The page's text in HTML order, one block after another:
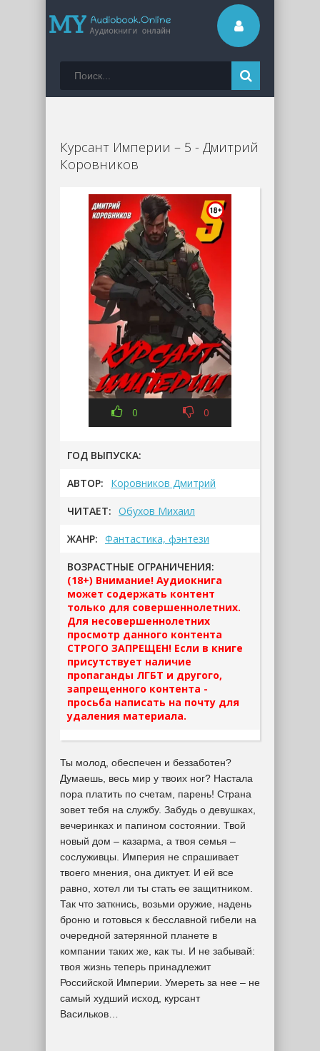
Курсант Империи – 5 - Дмитрий
Коровников
0 0
ГОД ВЫПУСКА:
АВТОР: Коровников Дмитрий
ЧИТАЕТ: Обухов Михаил
ЖАНР: Фантастика, фэнтези
ВОЗРАСТНЫЕ ОГРАНИЧЕНИЯ:
(18+) Внимание! Аудиокнига
может содержать контент
только для совершеннолетних.
Для несовершеннолетних
просмотр данного контента
СТРОГО ЗАПРЕЩЕН! Если в книге
присутствует наличие
пропаганды ЛГБТ и другого,
запрещенного контента -
просьба написать на почту для
удаления материала.
Ты молод, обеспечен и беззаботен?
Думаешь, весь мир у твоих ног? Настала
пора платить по счетам, парень! Страна
зовет тебя на службу. Забудь о девушках,
вечеринках и папином состоянии. Твой
новый дом – казарма, а твоя семья –
сослуживцы. Империя не спрашивает
твоего мнения, она диктует. И ей все
равно, хотел ли ты стать ее защитником.
Так что заткнись, возьми оружие, надень
броню и готовься к бесславной гибели на
очередной затерянной планете в
компании таких же, как ты. И не забывай:
твоя жизнь теперь принадлежит
Российской Империи. Умереть за нее – не
самый худший исход, курсант
Васильков…